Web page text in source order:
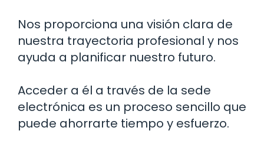
Nos proporciona una visión clara de
nuestra trayectoria profesional y nos
ayuda a planificar nuestro futuro.
Acceder a él a través de la sede
electrónica es un proceso sencillo que
puede ahorrarte tiempo y esfuerzo.